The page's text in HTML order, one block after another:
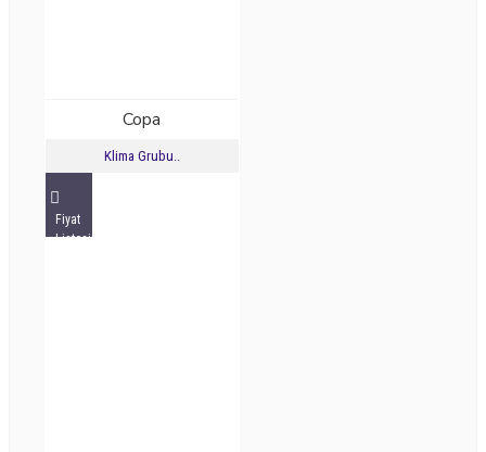
Copa
Klima Grubu..
Fiyat
Listesini